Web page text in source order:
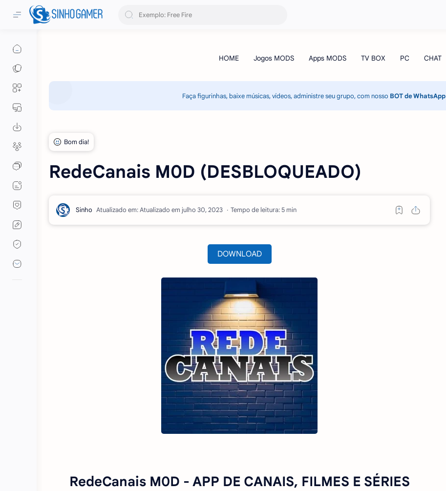
Faça figurinhas, baixe músicas, vídeos, administre seu grupo, com nosso BOT de WhatsApp
RedeCanais M0D (DESBLOQUEADO)
Atualizado em: Tempo de leitura: 5 min
DOWNLOAD
RedeCanais M0D - APP DE CANAIS, FILMES E SÉRIES